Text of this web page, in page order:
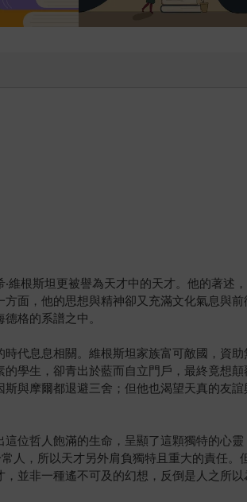
根斯坦更被譽為天才中的天才。他的著述
面，他的思想與精神卻又充滿文化氣息與
格的系譜之中。
代息息相關。維根斯坦家族富可敵國，資
學生，卻青出於藍而自立門戶，最終竟想
與摩爾都退避三舍；但他也渴望天真的友
位哲人飽滿的生命，呈顯了這顆獨特的心
人，所以天才另外肩負獨特且重大的責任
並非一種遙不可及的幻想，反倒是人之所以